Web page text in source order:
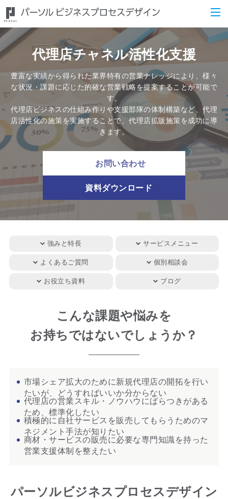
代理店チャネル活性化支援
豊富な実績から得られた業界特有の営業ナレッジにより、様々
な状況・課題に応じた的確な営業戦略を提案することが可能で
す。
代理店ビジネスの仕組み作りや支援部隊の体制構築など、代理
店活性化の施策を実施することで、代理店拡販施策を成功に導
きます。
お問い合わせ
資料ダウンロード
強みと特長 サービスメニュー
よくあるご質問 個別相談会
お役立ち資料 ブログ
こんな課題や悩みを
お持ちではないでしょうか？
市場シェア拡大のために新規代理店の開拓を行い
たいが、どうすればいいか分からない
代理店の営業スキル・ノウハウにばらつきがある
ため、標準化したい
積極的に自社サービスを販売してもらうためのマ
ネジメント手法が知りたい
商材・サービスの販売に必要な専門知識を持った
営業支援体制を整えたい
パーソルビジネスプロセスデザイン